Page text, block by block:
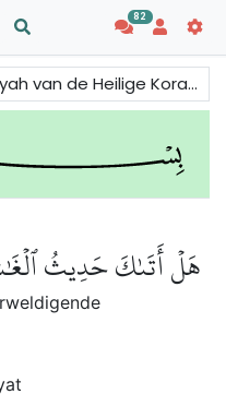
82
mensheid zal worden verdeeld in twee groepen: de bange, vermoeide en uitgeputte groep en de vreugdevolle en gelukkige groep.
هَلۡ أَتَىٰكَ حَدِيثُ